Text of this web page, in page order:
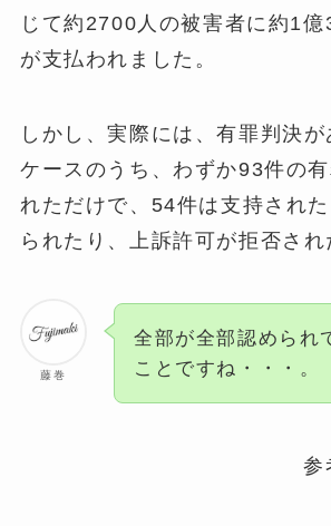
じて約2700人の被害者に約1
が支払われました。
しかし、実際には、有罪判決
ケースのうち、わずか93件の
れただけで、54件は支持され
られたり、上訴許可が拒否され
藤巻
全部が全部認められ
ことですね・・・。